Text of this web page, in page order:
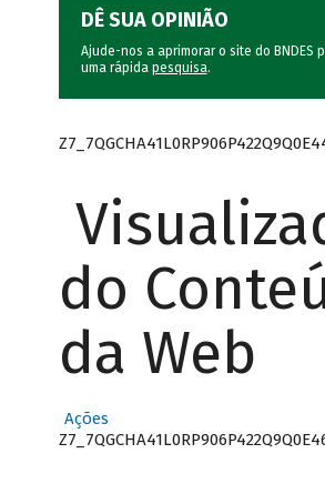
DÊ SUA OPINIÃO
Ajude-nos a aprimorar o site do BNDES
uma rápida pesquisa.
do
da Web
Ações